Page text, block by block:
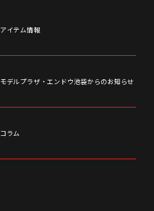
アイテム情報
モデルプラザ・エンドウ池袋からのお知らせ
コラム